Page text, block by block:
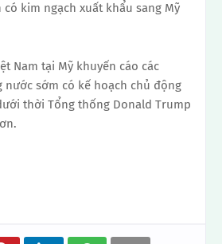
kim ngạch xuất khẩu sang Mỹ
Nam tại Mỹ khuyến cáo các
sớm có kế hoạch chủ động
thời Tổng thống Donald Trump